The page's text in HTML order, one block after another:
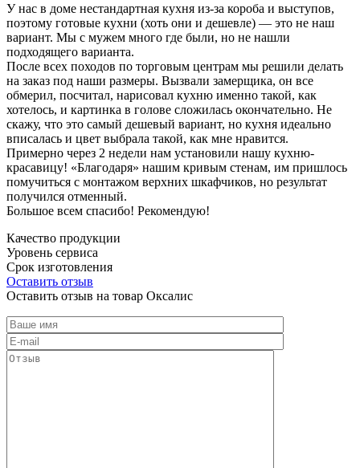
У нас в доме нестандартная кухня из-за короба и выступов,
поэтому готовые кухни (хоть они и дешевле) — это не наш
вариант. Мы с мужем много где были, но не нашли
подходящего варианта.
После всех походов по торговым центрам мы решили делать
на заказ под наши размеры. Вызвали замерщика, он все
обмерил, посчитал, нарисовал кухню именно такой, как
хотелось, и картинка в голове сложилась окончательно. Не
скажу, что это самый дешевый вариант, но кухня идеально
вписалась и цвет выбрала такой, как мне нравится.
Примерно через 2 недели нам установили нашу кухню-
красавицу! «Благодаря» нашим кривым стенам, им пришлось
помучиться с монтажом верхних шкафчиков, но результат
получился отменный.
Большое всем спасибо! Рекомендую!
Качество продукции
Уровень сервиса
Срок изготовления
Оставить отзыв
Оставить отзыв на товар Оксалис